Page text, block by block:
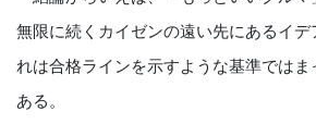
無限に続くカイゼンの遠い先にあるイ
れは合格ラインを示すような基準では
ある。